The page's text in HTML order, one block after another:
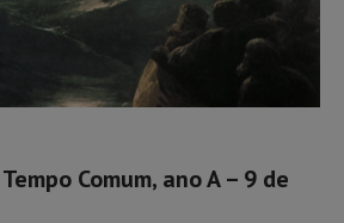
Comum, ano A – 9 de